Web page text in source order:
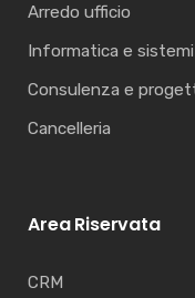
Arredo ufficio
Informatica e
Consulenza e
Cancelleria
Area Riservata
CRM